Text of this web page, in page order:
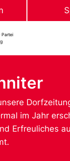
Partei
im Jahr
Erfreuliches